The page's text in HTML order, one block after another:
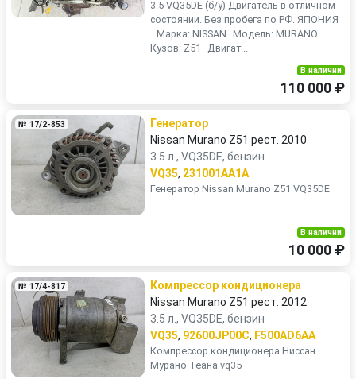
3.5 VQ35DE (б/у) Двигатель в отличном
состоянии. Без пробега по РФ. ЯПОНИЯ
Марка: NISSAN Модель: MURANO
Кузов: Z51 Двигат...
В наличии
110 000 ₽
№ 17/2-853
Генератор
Nissan Murano Z51 рест. 2010
3.5 л., VQ35DE, бензин
VQ35, 231001AA1A
Генератор Nissan Murano Z51 VQ35DE
В наличии
10 000 ₽
№ 17/4-817
Компрессор кондиционера
Nissan Murano Z51 рест. 2012
3.5 л., VQ35DE, бензин
VQ35, 92600JP00C, F500AD6AA
Компрессор кондиционера Ниссан
Мурано Теана vq35